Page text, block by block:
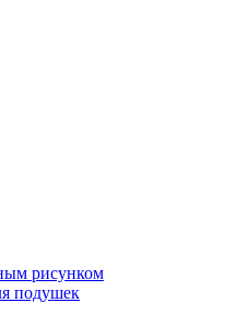
рисунком
подушек